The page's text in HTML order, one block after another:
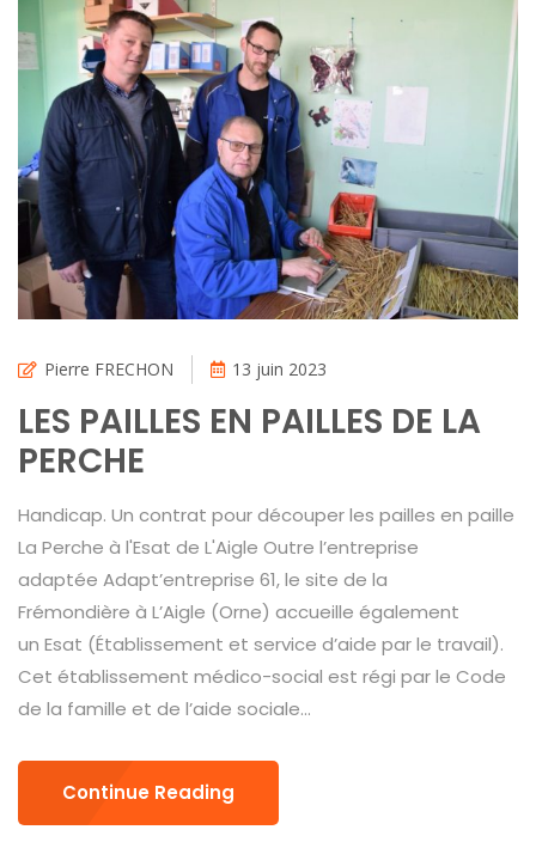
Pierre FRECHON 13 juin 2023
LES PAILLES EN PAILLES DE LA
PERCHE
Handicap. Un contrat pour découper les pailles en paille
La Perche à l'Esat de L'Aigle Outre l’entreprise
adaptée Adapt’entreprise 61, le site de la
Frémondière à L’Aigle (Orne) accueille également
un Esat (Établissement et service d’aide par le travail).
Cet établissement médico-social est régi par le Code
de la famille et de l’aide sociale...
Continue Reading